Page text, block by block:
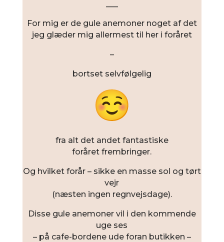
For mig er de gule anemoner noget af det
jeg glæder mig allermest til her i foråret
–
bortset selvfølgelig
fra alt det andet fantastiske
foråret frembringer.
Og hvilket forår – sikke en masse sol og tørt
vejr
(næsten ingen regnvejsdage).
Disse gule anemoner vil i den kommende
uge ses
– på cafe-bordene ude foran butikken –